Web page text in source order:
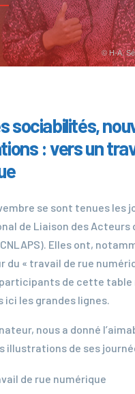
© H-A.
sociabilités,
: vers un
se sont tenues les
de Liaison des Acteurs
Elles ont,
du « travail de rue
de cette table
ici les grandes lignes.
nous a donné
illustrations de ses